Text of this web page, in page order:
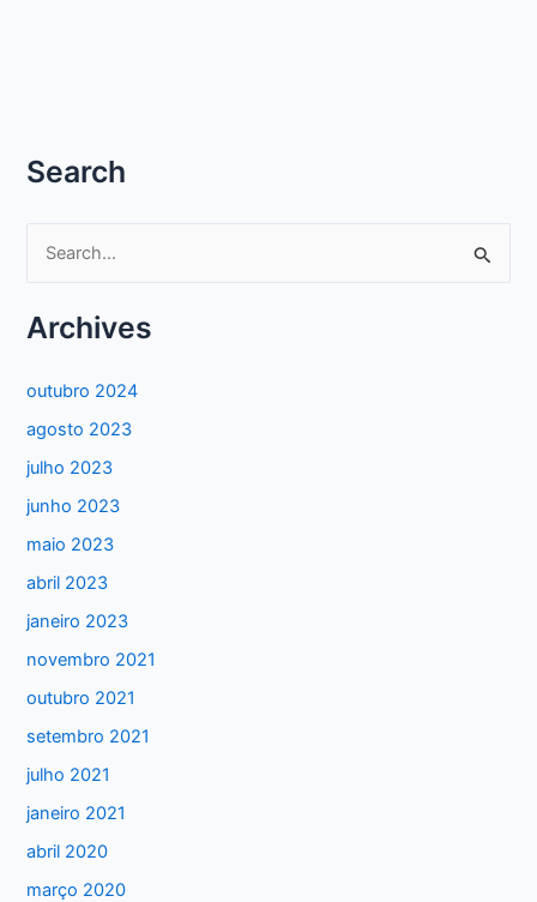
Search
q
a
r
p
o
r
:
Archives
outubro 2024
agosto 2023
julho 2023
junho 2023
maio 2023
abril 2023
janeiro 2023
novembro 2021
outubro 2021
setembro 2021
julho 2021
janeiro 2021
abril 2020
março 2020